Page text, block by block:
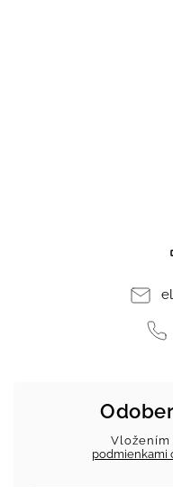
Vložením
podmienkami